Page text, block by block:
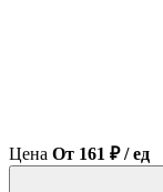
Цена От 161 ₽ / ед